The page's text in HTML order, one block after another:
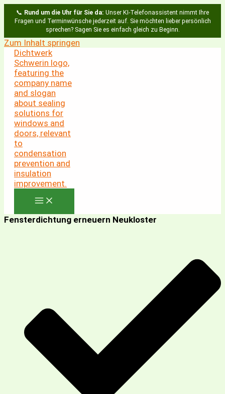
📞 Rund um die Uhr für Sie da: Unser KI-Telefonassistent nimmt Ihre
Fragen und Terminwünsche jederzeit auf. Sie möchten lieber persönlich
sprechen? Sagen Sie es einfach gleich zu Beginn.
Zum Inhalt springen
Fensterdichtung erneuern Neukloster